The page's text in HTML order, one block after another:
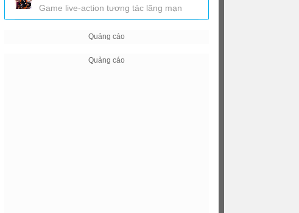
Game live-action tương tác lãng mạn